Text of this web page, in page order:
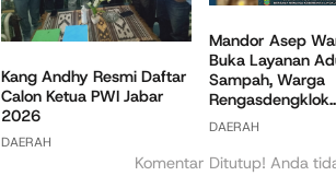
Kang Andhy Resmi Daftar
Calon Ketua PWI Jabar
2026
DAERAH
Mandor Asep
Buka Layanan
Sampah, Warga
DAERAH
Komentar Ditutup! Anda